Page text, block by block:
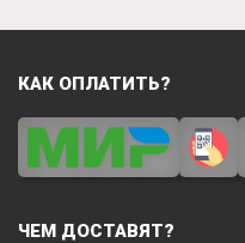
КАК ОПЛАТИТЬ?
ЧЕМ ДОСТАВЯТ?